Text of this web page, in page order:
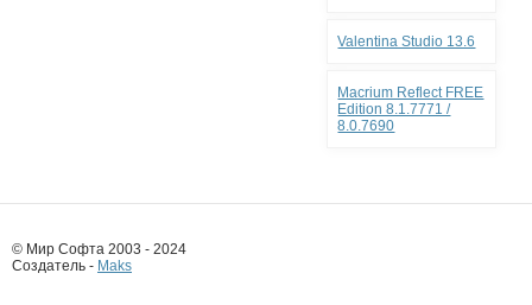
Valentina Studio 13.6
Macrium Reflect FREE
Edition 8.1.7771 /
8.0.7690
© Мир Софта 2003 - 2024
Создатель - Maks